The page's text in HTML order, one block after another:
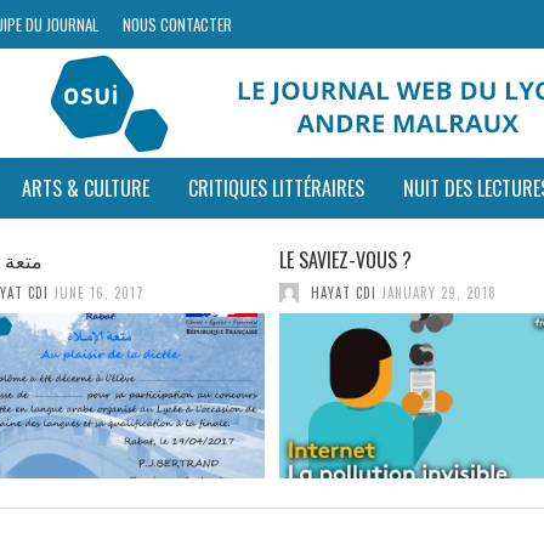
DU JOURNAL NOUS CONTACTER
ARTS & CULTURE CRITIQUES LITTÉRAIRES NUIT DES
متعة
CDI JUNE 16, 2017
LE SAVIEZ-VOUS ?
HAYAT CDI JANUARY 29, 2018